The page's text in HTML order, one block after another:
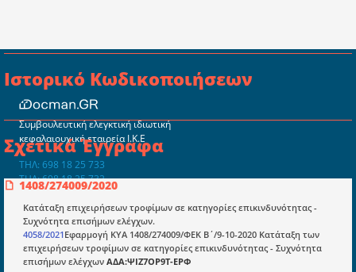
Ιστορικό Κωδικοποιήσεων
Σχετικά Έγγραφα
1408/274009/2020
Κατάταξη επιχειρήσεων τροφίμων σε κατηγορίες επικινδυνότητας -
Συχνότητα επισήμων ελέγχων.
4058/2021Εφαρμογή ΚΥΑ 1408/274009/ΦΕΚ Β΄/9-10-2020 Κατάταξη των
επιχειρήσεων τροφίμων σε κατηγορίες επικινδυνότητας - Συχνότητα
επισήμων ελέγχων ΑΔΑ:ΨΙΖ7ΟΡ9Τ-ΕΡΦ
Συμβουλευτική ελεγκτική ιδιωτική
κεφαλαιουχική εταιρεία Ι.Κ.Ε
ΤΗΛ: 698 18 25 733
ΤΗΛ: 698 18 25 732
mydocmangr@gmail.com
Docman.gr
Ποιοί είμαστε;